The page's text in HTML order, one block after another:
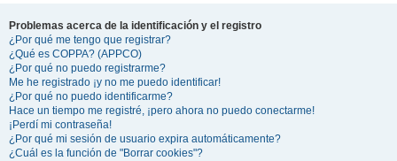
Problemas acerca de la identificación y el registro
¿Por qué me tengo que registrar?
¿Qué es COPPA? (APPCO)
¿Por qué no puedo registrarme?
Me he registrado ¡y no me puedo identificar!
¿Por qué no puedo identificarme?
Hace un tiempo me registré, ¡pero ahora no puedo conectarme!
¡Perdí mi contraseña!
¿Por qué mi sesión de usuario expira automáticamente?
¿Cuál es la función de "Borrar cookies"?